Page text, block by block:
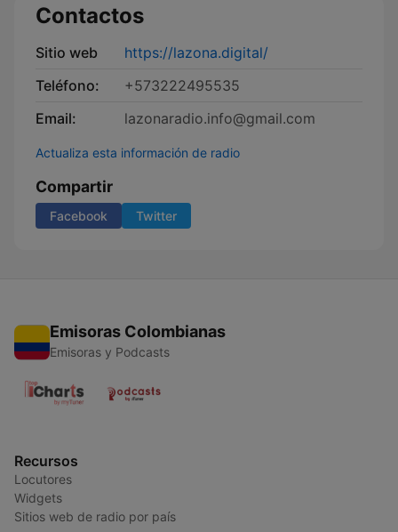
Contactos
Sitio web
https://lazona.digital/
Teléfono:
+573222495535
Email:
lazonaradio.info@gmail.com
Actualiza esta información de radio
Compartir
Facebook Twitter
Emisoras Colombianas
Emisoras y Podcasts
Recursos
Locutores
Widgets
Sitios web de radio por país